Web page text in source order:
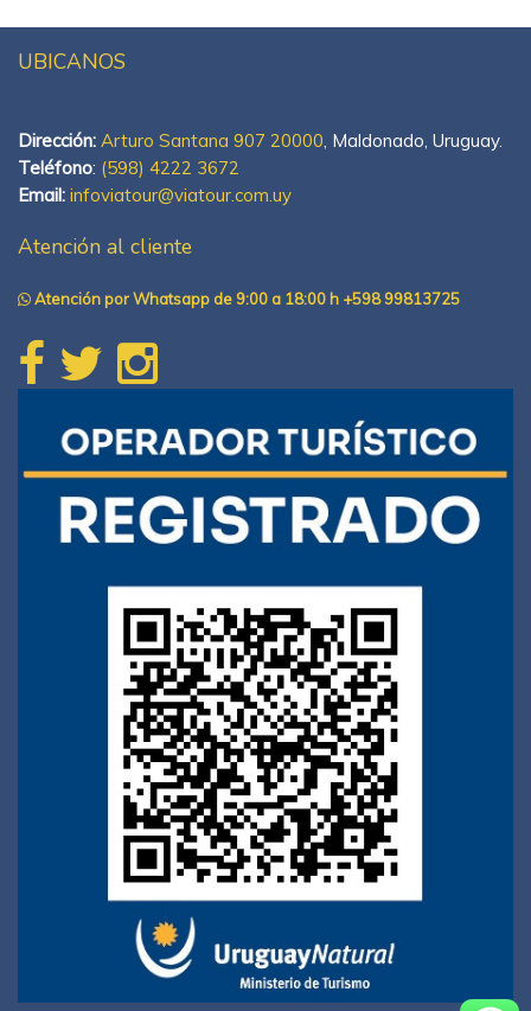
UBICANOS
Dirección: Arturo Santana 907 20000, Maldonado, Uruguay.
Teléfono: (598) 4222 3672
Email: infoviatour@viatour.com.uy
Atención al cliente
Atención por Whatsapp de 9:00 a 18:00 h +598 99813725